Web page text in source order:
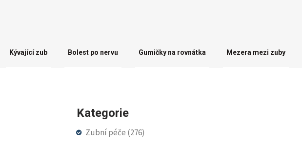
Kývající zub Bolest po nervu Gumičky na rovnátka Mezera mezi zuby
Kategorie
Zubní péče (276)